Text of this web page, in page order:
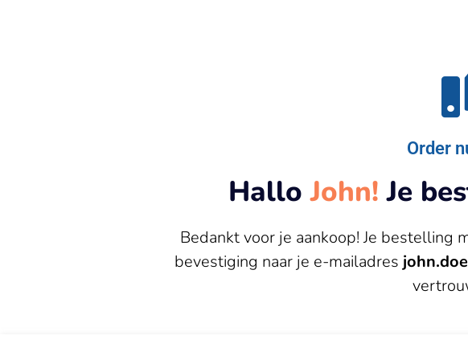
Order
HalloJohn! Je
Bedankt voor je aankoop! Je bestelling
bevestiging naar je e-mailadres